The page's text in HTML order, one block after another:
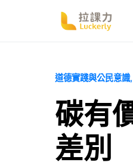
道德實踐與公民意識
碳有
差別